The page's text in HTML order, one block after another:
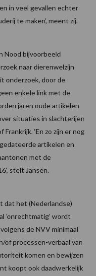
in veel gevallen echter
te maken’, meent zij.
Nood bijvoorbeeld
naar dierenwelzijn
onderzoek, door de
enkele link met de
jaren oude artikelen
situaties in slachterijen
‘En zo zijn er nog
artikelen en
met de
stelt Jansen.
dat het (Nederlandse)
‘onrechtmatig’ wordt
de NVV minimaal
of processen-verbaal van
komen en bewijzen
koopt ook daadwerkelijk